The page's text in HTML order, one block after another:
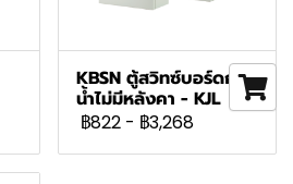
KBSN ตู้สวิทซ์บอร์ดกัน
น้ำไม่มีหลังคา - KJL
฿822 - ฿3,268